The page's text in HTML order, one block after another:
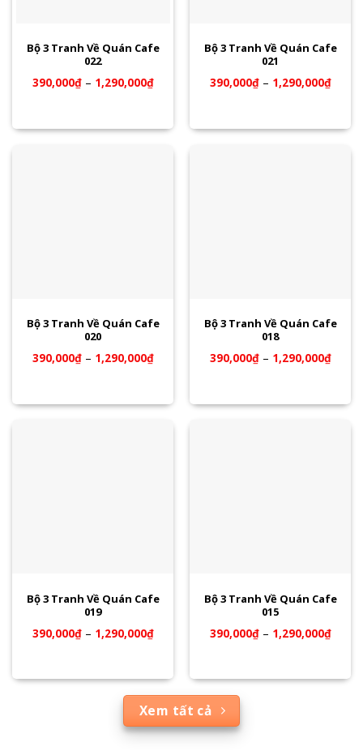
Bộ 3 Tranh Về Quán Cafe
022
390,000₫– 1,290,000₫
Bộ 3 Tranh Về Quán Cafe
021
390,000₫– 1,290,000₫
Bộ 3 Tranh Về Quán Cafe
020
390,000₫– 1,290,000₫
Bộ 3 Tranh Về Quán Cafe
018
390,000₫– 1,290,000₫
Bộ 3 Tranh Về Quán Cafe
019
390,000₫– 1,290,000₫
Bộ 3 Tranh Về Quán Cafe
015
390,000₫– 1,290,000₫
Xem tất cả